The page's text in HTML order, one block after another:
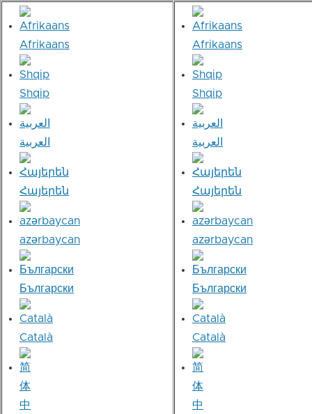
Afrikaans
Shqip
العربية
Հայերեն
azərbaycan
Български
Català
Afrikaans
Shqip
العربية
Հայերեն
azərbaycan
Български
Català